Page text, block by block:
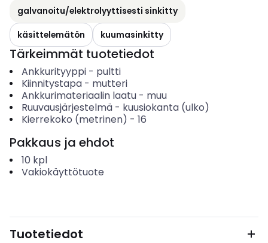
galvanoitu/elektrolyyttisesti sinkitty
käsittelemätön
kuumasinkitty
Tärkeimmät tuotetiedot
Ankkurityyppi- pultti
Kiinnitystapa- mutteri
Ankkurimateriaalin laatu- muu
Ruuvausjärjestelmä- kuusiokanta (ulko)
Kierrekoko (metrinen) - 16
Pakkaus ja ehdot
10 kpl
Vakiokäyttötuote
Tuotetiedot